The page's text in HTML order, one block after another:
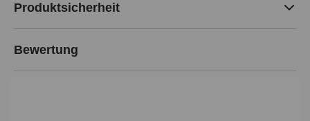
Produktsicherheit
Bewertung